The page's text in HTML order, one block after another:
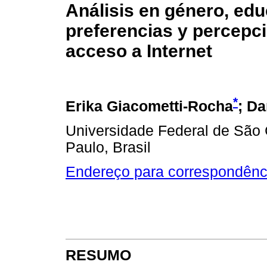
Análisis en género,
preferencias y
acceso a Internet
Erika Giacometti-Rocha*;
Universidade Federal de
Paulo, Brasil
Endereço para
RESUMO